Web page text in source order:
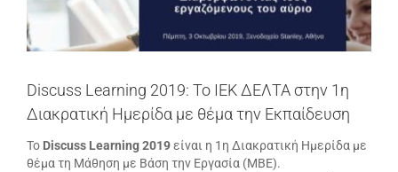
Discuss Learning 2019: Το ΙΕΚ ΔΕΛΤΑ στην 1η
Διακρατική Ημερίδα με θέμα την Εκπαίδευση
Το Discuss Learning 2019είναι η 1η Διακρατική Ημερίδα με
θέμα τη Μάθηση με Βάση την Εργασία (ΜΒΕ).